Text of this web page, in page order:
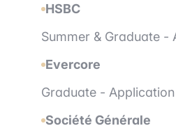
HSBC
Summer & Graduate -
Evercore
Graduate -
Société Générale